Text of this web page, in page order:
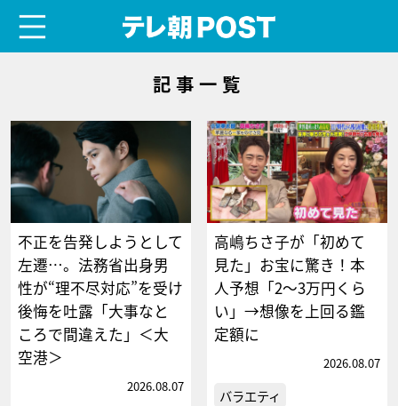
記事一覧
不正を告発しようとして
左遷…。法務省出身男
性が“理不尽対応”を受け
後悔を吐露「大事なと
ころで間違えた」＜大
空港＞
2026.08.07
高嶋ちさ子が「初めて
見た」お宝に驚き！本
人予想「2～3万円くら
い」→想像を上回る鑑
定額に
2026.08.07
バラエティ